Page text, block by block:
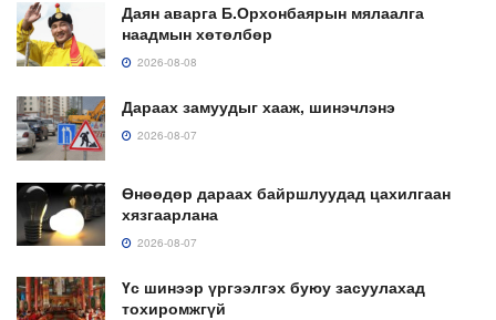
Даян аварга Б.Орхонбаярын мялаалга
наадмын хөтөлбөр
2026-08-08
Дараах замуудыг хааж, шинэчлэнэ
2026-08-07
Өнөөдөр дараах байршлуудад цахилгаан
хязгаарлана
2026-08-07
Үс шинээр үргээлгэх буюу засуулахад
тохиромжгүй